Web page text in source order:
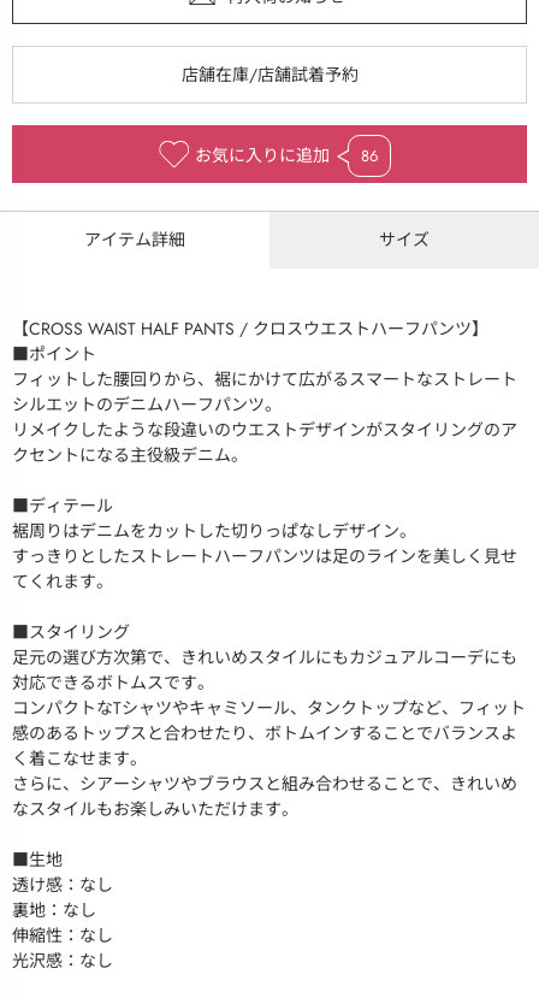
お気に入りに追加 86
アイテム詳細 サイズ
【CROSS WAIST HALF PANTS / クロスウエストハーフパンツ】
■ポイント
フィットした腰回りから、裾にかけて広がるスマートなストレート
シルエットのデニムハーフパンツ。
リメイクしたような段違いのウエストデザインがスタイリングのア
クセントになる主役級デニム。
■ディテール
裾周りはデニムをカットした切りっぱなしデザイン。
すっきりとしたストレートハーフパンツは足のラインを美しく見せ
てくれます。
■スタイリング
足元の選び方次第で、きれいめスタイルにもカジュアルコーデにも
対応できるボトムスです。
コンパクトなTシャツやキャミソール、タンクトップなど、フィット
感のあるトップスと合わせたり、ボトムインすることでバランスよ
く着こなせます。
さらに、シアーシャツやブラウスと組み合わせることで、きれいめ
なスタイルもお楽しみいただけます。
■生地
透け感：なし
裏地：なし
伸縮性：なし
光沢感：なし